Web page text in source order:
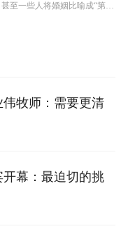
甚至一些人将婚姻比喻成“第二
牧师：需要更清
幕：最迫切的挑